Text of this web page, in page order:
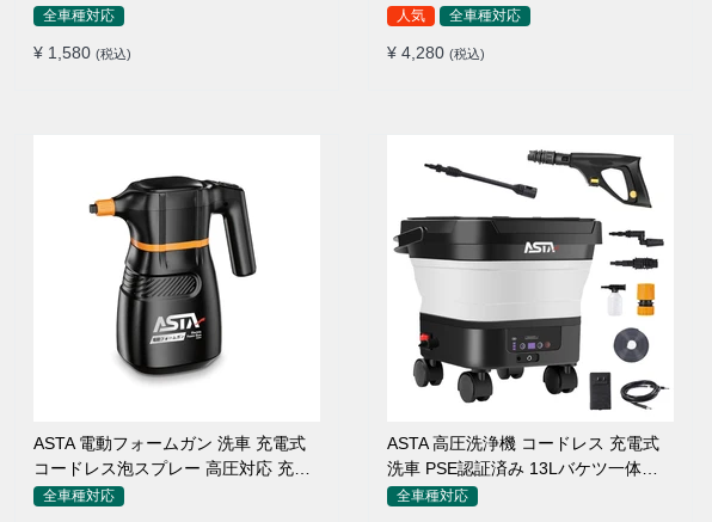
洗車クロス 傷防止 両面使える
全車種対応
¥ 1,580 (税込)
高吸水 マイクロファイバー 脚立不要
傷つかない 車用 ルーフ・ボディ対応
人気 全車種対応
¥ 4,280 (税込)
ASTA 電動フォームガン 洗車 充電式
コードレス泡スプレー 高圧対応 充電
式フォームスプレー 洗車グッズ 車・
全車種対応
ASTA 高圧洗浄機 コードレス 充電式
洗車 PSE認証済み 13Lバケツ一体型
折りたたみ式 超軽量 キャスター付き
全車種対応